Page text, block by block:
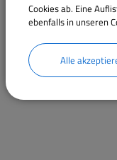
Cookies ab. Eine
ebenfalls in unseren
Alle